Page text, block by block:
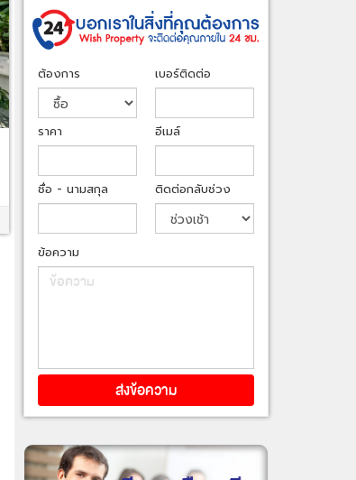
ต้องการ
ราคา
ชื่อ - นามสกุล
เบอร์ติดต่อ
อีเมล์
ติดต่อกลับช่วง
ข้อความ